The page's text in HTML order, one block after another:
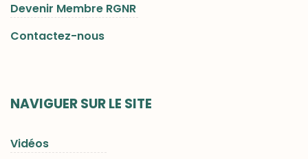
Devenir Membre RGNR
Contactez-nous
NAVIGUER SUR LE SITE
Vidéos